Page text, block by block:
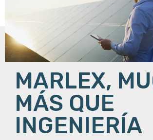
MARLEX,
MÁS QUE
INGENIERÍA